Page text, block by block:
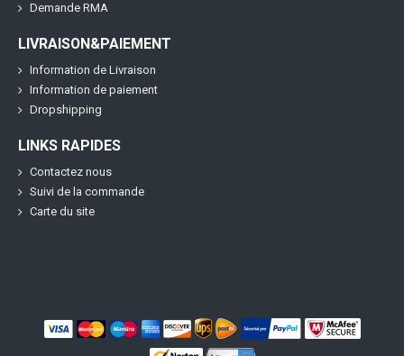
Demande RMA
LIVRAISON&PAIEMENT
Information de Livraison
Information de paiement
Dropshipping
LINKS RAPIDES
Contactez nous
Suivi de la commande
Carte du site